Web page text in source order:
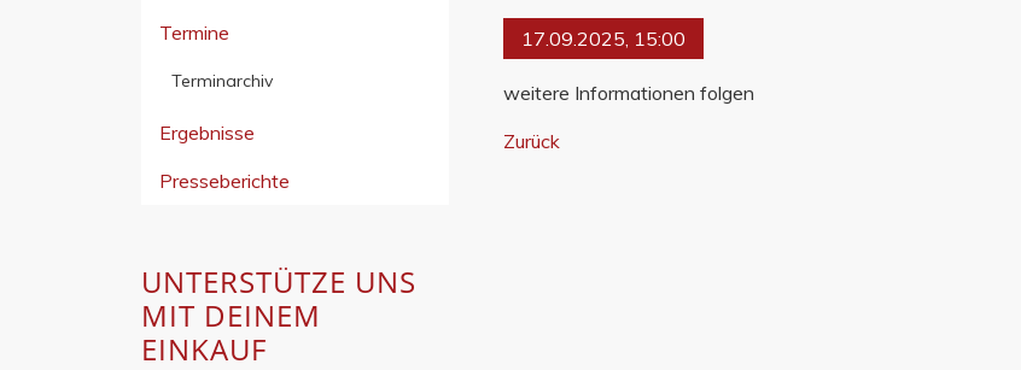
17.09.2025, 15:00
weitere Informationen folgen
Zurück
Termine
Terminarchiv
Ergebnisse
Presseberichte
UNTERSTÜTZE UNS
MIT DEINEM
EINKAUF